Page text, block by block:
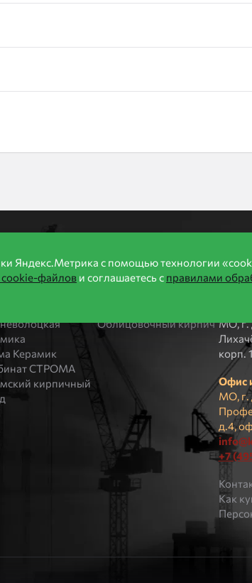
Керамик
СТРОМА
кирпичный
Каталог
Облицовочный кирпич
ООО
МO, г.
корп. 1
Офис
МО, г.
д.4,
+7
Как
Яндекс.Метрика с помощью технологии
cookie-файлов и соглашаетесь с правилами